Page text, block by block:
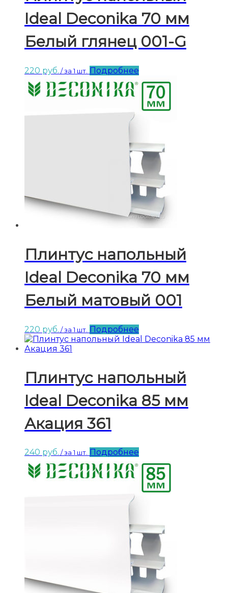
Ideal Deconika 70 мм
Белый глянец 001-G
220 руб. / за 1 шт. Подробнее
Плинтус напольный
Ideal Deconika 70 мм
Белый матовый 001
220 руб. / за 1 шт. Подробнее
Плинтус напольный
Ideal Deconika 85 мм
Акация 361
240 руб. / за 1 шт. Подробнее